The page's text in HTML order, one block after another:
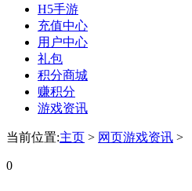
H5手游
充值中心
用户中心
礼包
积分商城
赚积分
游戏资讯
当前位置:主页 > 网页游戏资讯 >
0